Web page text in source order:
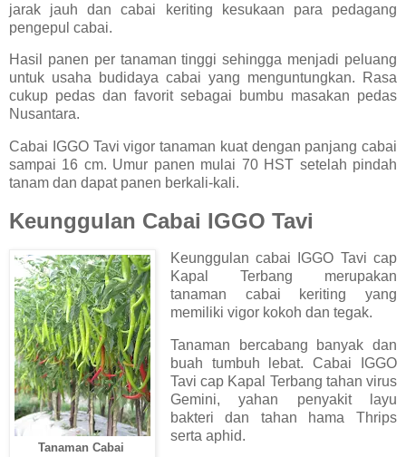
jarak jauh dan cabai keriting kesukaan para pedagang
pengepul cabai.
Hasil panen per tanaman tinggi sehingga menjadi peluang
untuk usaha budidaya cabai yang menguntungkan. Rasa
cukup pedas dan favorit sebagai bumbu masakan pedas
Nusantara.
Cabai IGGO Tavi vigor tanaman kuat dengan panjang cabai
sampai 16 cm. Umur panen mulai 70 HST setelah pindah
tanam dan dapat panen berkali-kali.
Keunggulan Cabai IGGO Tavi
Tanaman Cabai
Keunggulan cabai IGGO Tavi cap
Kapal Terbang merupakan
tanaman cabai keriting yang
memiliki vigor kokoh dan tegak.
Tanaman bercabang banyak dan
buah tumbuh lebat. Cabai IGGO
Tavi cap Kapal Terbang tahan virus
Gemini, yahan penyakit layu
bakteri dan tahan hama Thrips
serta aphid.